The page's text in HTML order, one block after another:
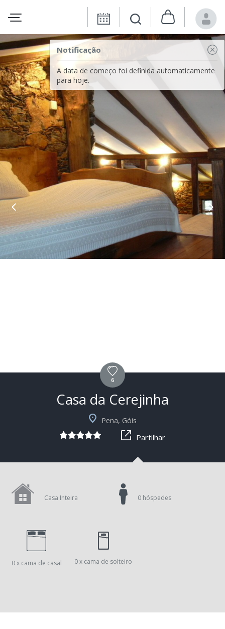
Notificação
A data de começo foi definida automaticamente
para hoje.
6
Casa da Cerejinha
Pena, Góis
Partilhar
Casa Inteira
0 x cama de casal 0 x cama de solteiro
0 hóspedes